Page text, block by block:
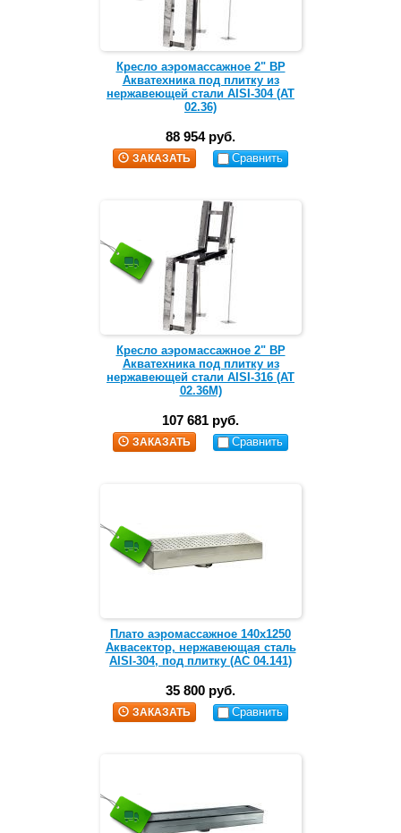
Кресло аэромассажное 2" ВР
Акватехника под плитку из
нержавеющей стали AISI-304 (AT
02.36)
88 954 руб.
ЗАКАЗАТЬ Сравнить
Кресло аэромассажное 2" ВР
Акватехника под плитку из
нержавеющей стали AISI-316 (AT
02.36М)
107 681 руб.
ЗАКАЗАТЬ Сравнить
Плато аэромассажное 140х1250
Аквасектор, нержавеющая сталь
AISI-304, под плитку (АС 04.141)
35 800 руб.
ЗАКАЗАТЬ Сравнить